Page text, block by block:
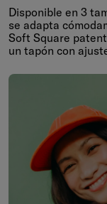
Disponible en 3
se adapta
Soft Square
un tapón con